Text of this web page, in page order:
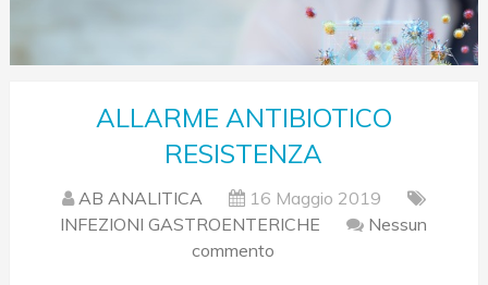
ALLARME ANTIBIOTICO
RESISTENZA
AB ANALITICA
16 Maggio 2019
INFEZIONI GASTROENTERICHE
Nessun
commento